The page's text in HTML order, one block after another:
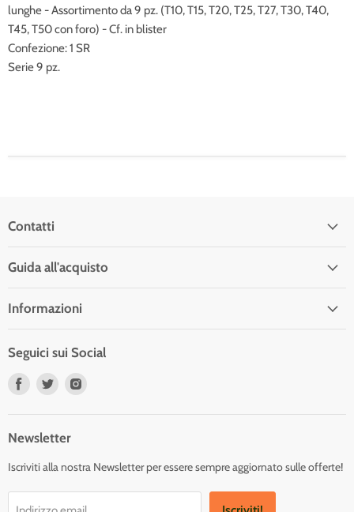
lunghe - Assortimento da 9 pz. (T10, T15, T20, T25, T27, T30, T40,
T45, T50 con foro) - Cf. in blister
Confezione: 1 SR
Serie 9 pz.
Contatti
Guida all'acquisto
Informazioni
Seguici sui Social
Trovaci
Trovaci
Newsletter
Iscriviti alla nostra Newsletter per essere sempre aggiornato sulle offerte!